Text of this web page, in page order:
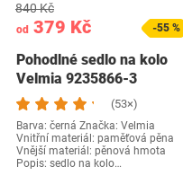
od 379 Kč
840 Kč
-55 %
Pohodlné sedlo na kolo
Velmia 9235866-3
(53×)
Barva: ‎černá Značka: Velmia
Vnitřní materiál: paměťová pěna
Vnější materiál: pěnová hmota
Popis: sedlo na kolo…